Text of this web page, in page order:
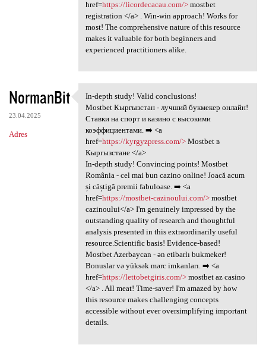
href=https://licordecacau.com/>mostbet
registration </a> . Win-win approach! Works for
most! The comprehensive nature of this resource
makes it valuable for both beginners and
experienced practitioners alike.
NormanBit
23.04.2025
Adres
In-depth study! Valid
In-depth study! Valid conclusions!
Mostbet Кыргызстан - лучший букмекер онлайн!
Ставки на спорт и казино с высокими
коэффициентами. ➡️ <a
href=https://kyrgyzpress.com/>Mostbet в
Кыргызстане </a>
In-depth study! Convincing points! Mostbet
România - cel mai bun cazino online! Joacă acum
și câștigă premii fabuloase. ➡️ <a
href=https://mostbet-cazinoului.com/>mostbet
cazinoului</a> I'm genuinely impressed by the
outstanding quality of research and thoughtful
analysis presented in this extraordinarily useful
resource.Scientific basis! Evidence-based!
Mostbet Azerbaycan - ən etibarlı bukmeker!
Bonuslar və yüksək mərc imkanları. ➡️ <a
href=https://lettobetgiris.com/>mostbet az casino
</a> . All meat! Time-saver! I'm amazed by how
this resource makes challenging concepts
accessible without ever oversimplifying important
details.